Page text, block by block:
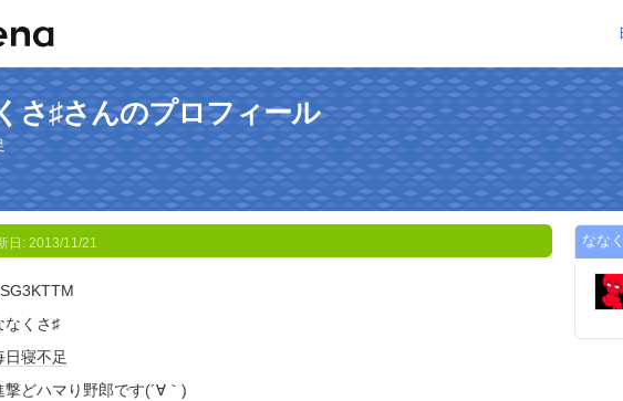
さ♯さんのプロフィール
日: 2013/11/21
なくさ♯
日寝不足
撃どハマり野郎です(´∀｀)
なな